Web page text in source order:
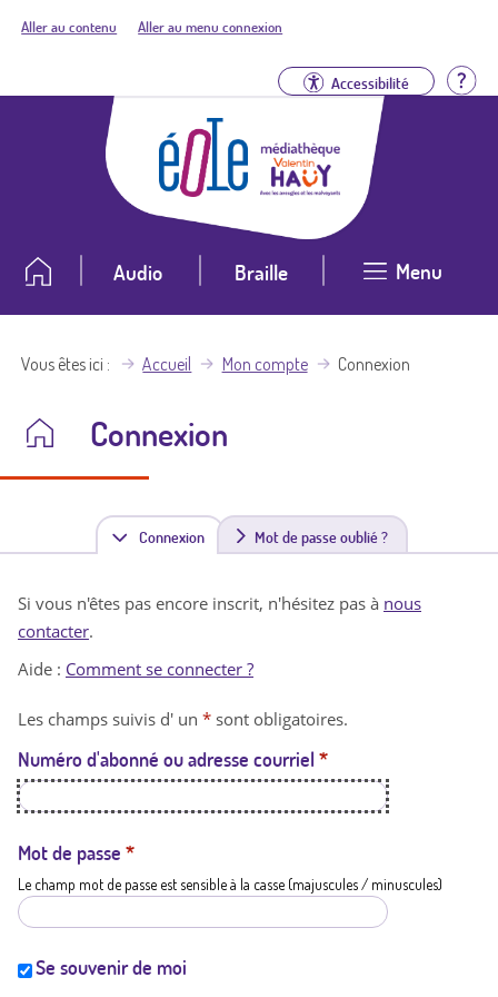
Aller au contenu Aller au menu connexion
Accessibilité
Audio Braille Menu
Vous êtes ici Accueil Mon compte Connexion
Connexion
Connexion(
n
t
a
t
i
Mot de passe oublié ?
Si vous n'êtes pas encore inscrit, n'hésitez pas à nous
contacter.
Aide : Comment se connecter ?
Les champs suivis d' un * sont obligatoires.
Numéro d'abonné ou adresse courriel *
Mot de passe *
Le champ mot de passe est sensible à la casse (majuscules / minuscules)
Se souvenir de moi